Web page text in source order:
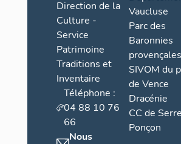
Direction de la
Culture -
Service
Patrimoine
Traditions et
Inventaire
Téléphone :
04 88 10 76
66
Nous
Vaucluse
Parc des
Baronnies
provençales
SIVOM du
de Vence
Dracénie
CC de
Ponçon